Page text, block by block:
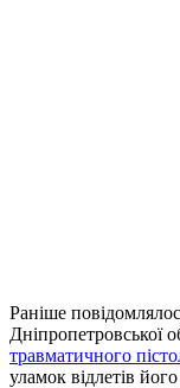
Раніше
Дніпропетровської
травматичного
уламок відлетів